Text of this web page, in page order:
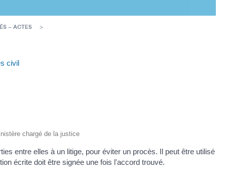
– ACTES
civil
chargé de la justice
entre elles à un litige, pour éviter un procès. Il peut être utilisé
écrite doit être signée une fois l'accord trouvé.